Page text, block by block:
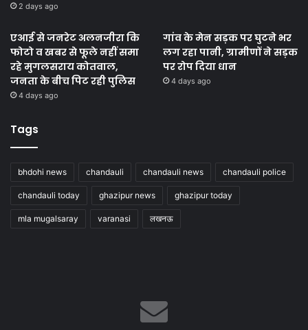
2 days ago
एआई से जनरेट अलनजीरा कि
फोटो व खबर से फूले नहीं समा
रहे मुगलसराय कोतवाल,
जनता के बीच पिट रही पुलिस
4 days ago
गांव के मेन सड़क पर घुटने भर
लग रहा पानी, ग्रामीणों ने सड़क
पर रोप दिया धान
4 days ago
Tags
bhdohi news chandauli chandauli news chandauli police
chandauli today ghazipur news ghazipur today
mla mugalsaray varanasi लखनऊ